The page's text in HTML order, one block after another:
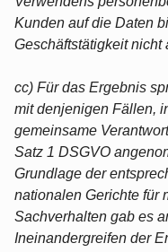
Kunden auf die Daten
Geschäftstätigkeit nicht
cc) Für das Ergebnis
mit denjenigen Fällen,
gemeinsame
Satz 1 DSGVO
Grundlage der
nationalen Gerichte für
Sachverhalten gab es
Ineinandergreifen der